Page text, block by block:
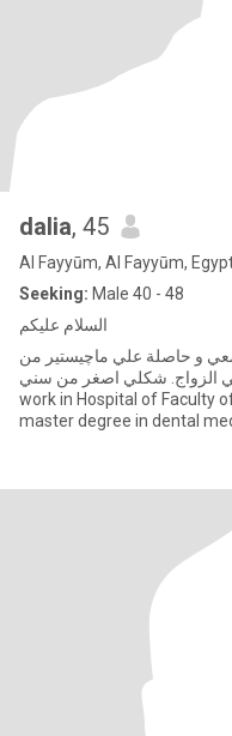
dalia, 45
Al Fayyūm, Al Fayyūm,
Seeking: Male 40 - 48
السلام عليكم
و حاصلة علي ماچيستير من
جامعة القاهرة. جادة في الزواج. شكلي اصغر من سني. I am a dentist, I
work in Hospital of Faculty
master